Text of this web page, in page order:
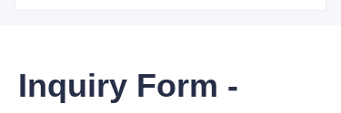
Inquiry Form -